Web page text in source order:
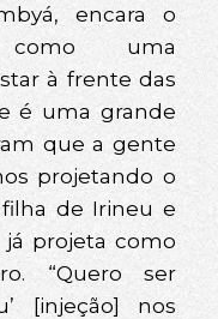
encara o
como uma
à frente das
é uma grande
que a gente
projetando o
filha de Irineu e
já projeta como
“Quero ser
[injeção] nos